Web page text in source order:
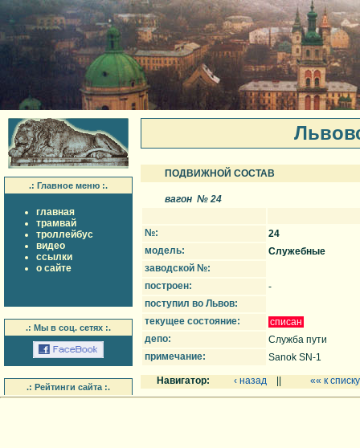
.: Главное меню :.
главная
трамвай
троллейбус
видео
ссылки
о сайте
.: Мы в соц. сетях :.
.: Рейтинги сайта :.
ПОДВИЖНОЙ СОСТАВ
вагон № 24
№:
24
модель:
Служебные
заводской №:
построен:
-
поступил во Львов:
текущее состояние:
списан
депо:
Служба пути
примечание:
Sanok SN-1
Навигатор: ‹ назад «« к списку